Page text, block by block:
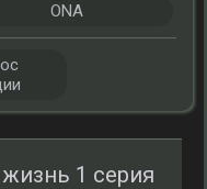
1 серия
ONA